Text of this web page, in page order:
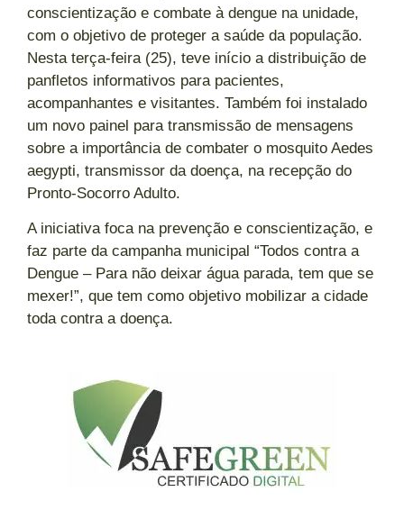
conscientização e combate à dengue na unidade,
com o objetivo de proteger a saúde da população.
Nesta terça-feira (25), teve início a distribuição de
panfletos informativos para pacientes,
acompanhantes e visitantes. Também foi instalado
um novo painel para transmissão de mensagens
sobre a importância de combater o mosquito Aedes
aegypti, transmissor da doença, na recepção do
Pronto-Socorro Adulto.
A iniciativa foca na prevenção e conscientização, e
faz parte da campanha municipal “Todos contra a
Dengue – Para não deixar água parada, tem que se
mexer!”, que tem como objetivo mobilizar a cidade
toda contra a doença.